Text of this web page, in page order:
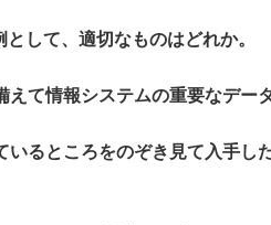
して、適切なものはどれか。
て情報システムの重要なデー
るところをのぞき見て入手し